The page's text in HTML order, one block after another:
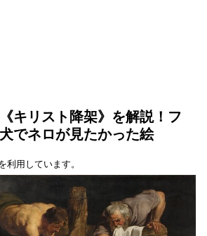
キリスト降架》を解説！フ
でネロが見たかった絵
利用しています。